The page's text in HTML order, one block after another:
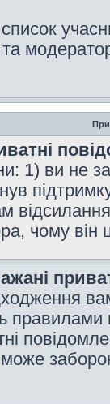
1) ви не
чому він